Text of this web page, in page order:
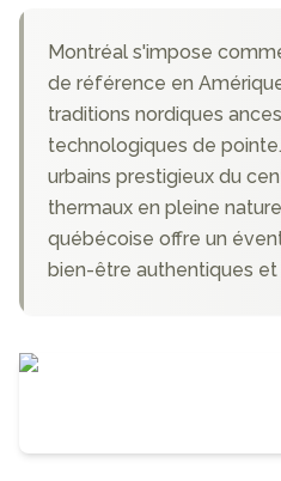
Montréal s'impose
de référence en
traditions nordiques
technologiques de
urbains prestigieux du
thermaux en pleine
québécoise offre un
bien-être authentiques et